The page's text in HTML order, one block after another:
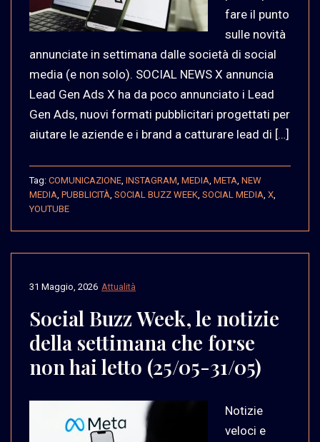
fare il punto
sulle novità
annunciate in settimana dalle società di social
media (e non solo). SOCIAL NEWS X annuncia
Lead Gen Ads X ha da poco annunciato i Lead
Gen Ads, nuovi formati pubblicitari progettati per
aiutare le aziende e i brand a catturare lead di […]
Tag: COMUNICAZIONE INSTAGRAM MEDIA META NEW
MEDIA PUBBLICITÀ SOCIAL BUZZ WEEK SOCIAL MEDIA X
YOUTUBE
Attualità
31 Maggio, 2026
Social Buzz Week, le notizie
della settimana che forse
non hai letto (25/05-31/05)
Notizie
veloci e